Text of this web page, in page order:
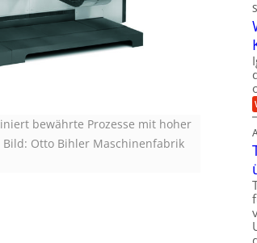
bewährte Prozesse mit hoher
Bild: Otto Bihler Maschinenfabrik